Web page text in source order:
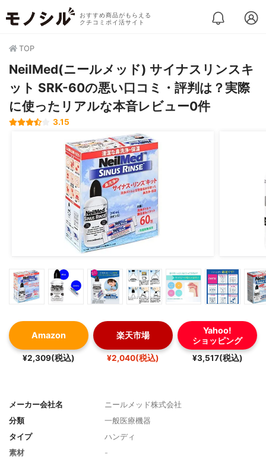
おすすめ商品がもらえる
クチコミポイ活サイト
TOP
NeilMed(ニールメッド) サイナスリンスキ
ット SRK-60の悪い口コミ・評判は？実際
に使ったリアルな本音レビュー0件
3.15
Amazon
¥2,309(税込)
楽天市場
¥2,040(税込)
Yahoo!
ショッピング
¥3,517(税込)
メーカー会社名
ニールメッド株式会社
分類
一般医療機器
タイプ
ハンディ
素材
-